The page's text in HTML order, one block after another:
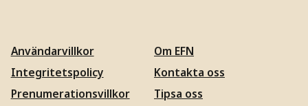
Användarvillkor
Integritetspolicy
Prenumerationsvillkor
Om EFN
Kontakta oss
Tipsa oss